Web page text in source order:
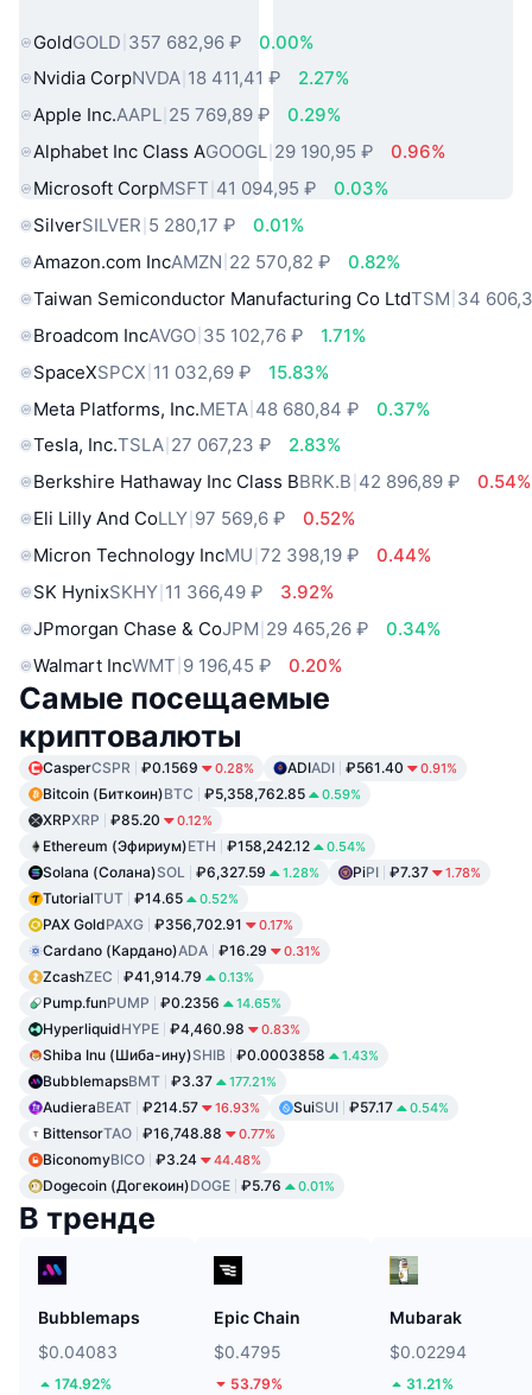
GoldGOLD 357 682,96 ₽
0.00%
Nvidia CorpNVDA 18 411,41 ₽
2.27%
Apple Inc.AAPL 25 769,89 ₽
0.29%
Alphabet Inc Class AGOOGL 29 190,95 ₽
0.96%
Microsoft CorpMSFT 41 094,95 ₽
0.03%
SilverSILVER 5 280,17 ₽
0.01%
Amazon.com IncAMZN 22 570,82 ₽
0.82%
Taiwan Semiconductor Manufacturing Co LtdTSM 34
Broadcom IncAVGO 35 102,76 ₽
1.71%
SpaceXSPCX 11 032,69 ₽
15.83%
Meta Platforms, Inc.META 48 680,84 ₽
0.37%
Tesla, Inc.TSLA 27 067,23 ₽
2.83%
Berkshire Hathaway Inc Class BBRK.B 42 896,89 ₽
0.54%
Eli Lilly And CoLLY 97 569,6 ₽
0.52%
Micron Technology IncMU 72 398,19 ₽
0.44%
SK HynixSKHY 11 366,49 ₽
3.92%
JPmorgan Chase & CoJPM 29 465,26 ₽
0.34%
Walmart IncWMT 9 196,45 ₽ 0.20%
Самые посещаемые
криптовалюты
CasperCSPR ₽0.1569 0.28% ADIADI ₽561.40 0.91%
Bitcoin (Биткоин)BTC ₽5,358,762.85 0.59%
XRPXRP ₽85.20 0.12%
Ethereum (Эфириум)ETH ₽158,242.12 0.54%
Solana (Солана)SOL ₽6,327.59 1.28% PiPI ₽7.37 1.78%
TutorialTUT ₽14.65 0.52%
PAX GoldPAXG ₽356,702.91 0.17%
Cardano (Кардано)ADA ₽16.29 0.31%
ZcashZEC ₽41,914.79 0.13%
Pump.funPUMP ₽0.2356 14.65%
HyperliquidHYPE ₽4,460.98 0.83%
Shiba Inu (Шиба-ину)SHIB ₽0.0003858 1.43%
BubblemapsBMT ₽3.37 177.21%
AudieraBEAT ₽214.57 16.93% SuiSUI ₽57.17 0.54%
BittensorTAO ₽16,748.88 0.77%
BiconomyBICO ₽3.24 44.48%
Dogecoin (Догекоин)DOGE ₽5.76 0.01%
В тренде
Bubblemaps
$0.04083
174.92%
Epic Chain
$0.4795
53.79%
Mubarak
$0.02294
31.21%